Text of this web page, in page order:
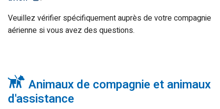
Veuillez vérifier spécifiquement auprès de votre compagnie
aérienne si vous avez des questions.
Animaux de compagnie et animaux
d'assistance